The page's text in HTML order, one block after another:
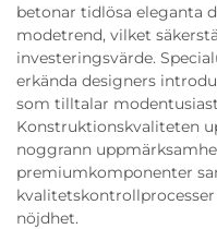
betonar tidlösa eleganta
modetrend, vilket
investeringsvärde.
erkända designers
som tilltalar
Konstruktionskvaliteten
noggrann
premiumkomponenter
nöjdhet.